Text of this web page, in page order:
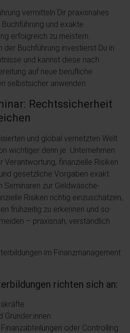
vermitteln Dir praxisnahes
und exakte
erfolgreich zu meistern.
der Buchführung investierst Du in
und kannst diese nach
auf neue berufliche
selbstsicher anwenden.
Rechtssicherheit
und global vernetzten Welt
wichtiger denn je. Unternehmen
Verantwortung, finanzielle Risiken
gesetzliche Vorgaben exakt
Seminaren zur Geldwäsche-
Risiken richtig einzuschätzen,
frühzeitig zu erkennen und so
– praxisnah, verständlich
im Finanzmanagement
richten sich an:
Gründer:innen
oder Controlling